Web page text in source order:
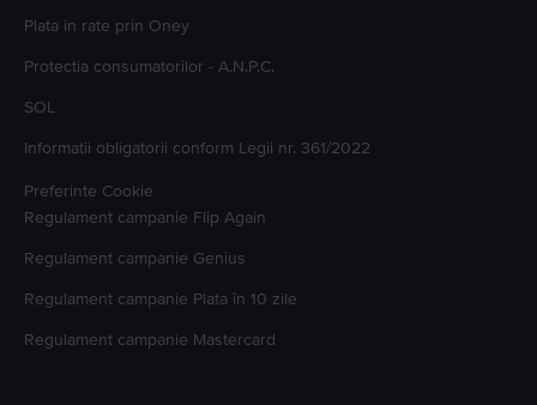
Plata in rate prin Oney
Protectia consumatorilor - A.N.P.C.
SOL
Informatii obligatorii conform Legii nr. 361/2022
Preferinte Cookie
Regulament campanie Flip Again
Regulament campanie Genius
Regulament campanie Plata în 10 zile
Regulament campanie Mastercard